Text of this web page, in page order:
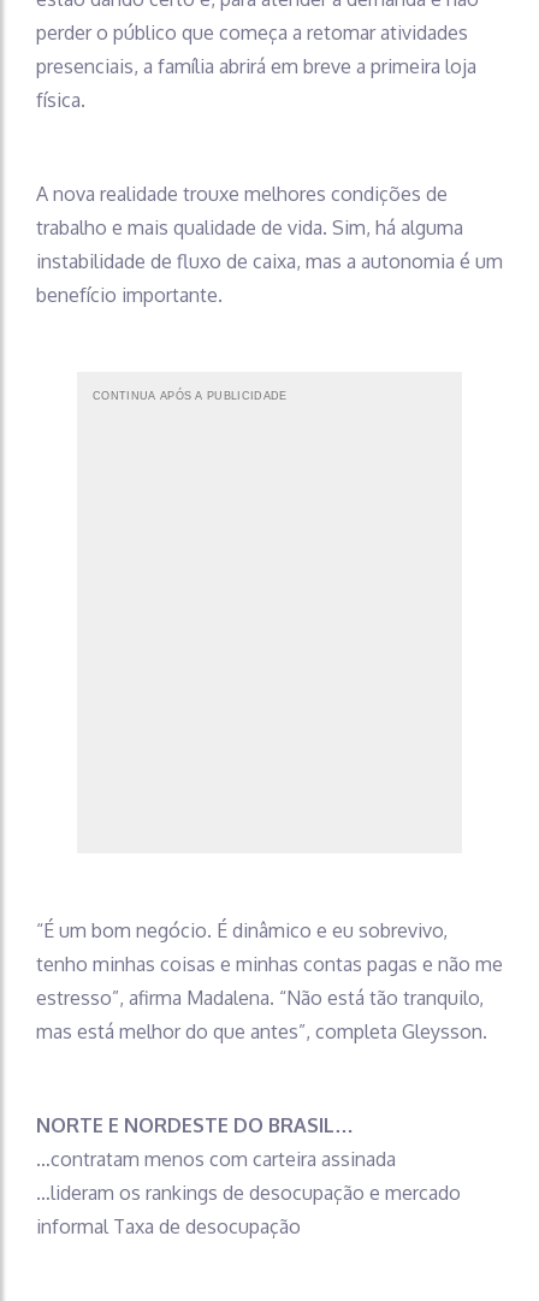
perder o público que começa a retomar atividades
presenciais, a família abrirá em breve a primeira loja
física.
A nova realidade trouxe melhores condições de
trabalho e mais qualidade de vida. Sim, há alguma
instabilidade de fluxo de caixa, mas a autonomia é um
benefício importante.
CONTINUA APÓS A PUBLICIDADE
“É um bom negócio. É dinâmico e eu sobrevivo,
tenho minhas coisas e minhas contas pagas e não me
estresso”, afirma Madalena. “Não está tão tranquilo,
mas está melhor do que antes”, completa Gleysson.
NORTE E NORDESTE DO BRASIL…
…contratam menos com carteira assinada
…lideram os rankings de desocupação e mercado
informal Taxa de desocupação